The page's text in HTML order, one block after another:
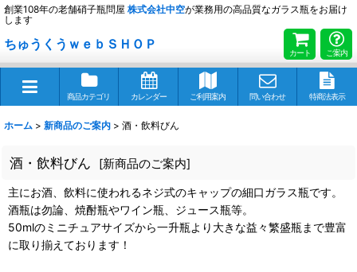
創業108年の老舗硝子瓶問屋 株式会社中空が業務用の高品質なガラス瓶をお届け
します
ちゅうくうｗｅｂＳＨＯＰ
カート ご案内
商品カテゴリ カレンダー ご利用案内 問い合わせ 特商法表示
ホーム > 新商品のご案内 > 酒・飲料びん
酒・飲料びん [新商品のご案内]
主にお酒、飲料に使われるネジ式のキャップの細口ガラス瓶です。
酒瓶は勿論、焼酎瓶やワイン瓶、ジュース瓶等。
50mlのミニチュアサイズから一升瓶より大きな益々繁盛瓶まで豊富
に取り揃えております！